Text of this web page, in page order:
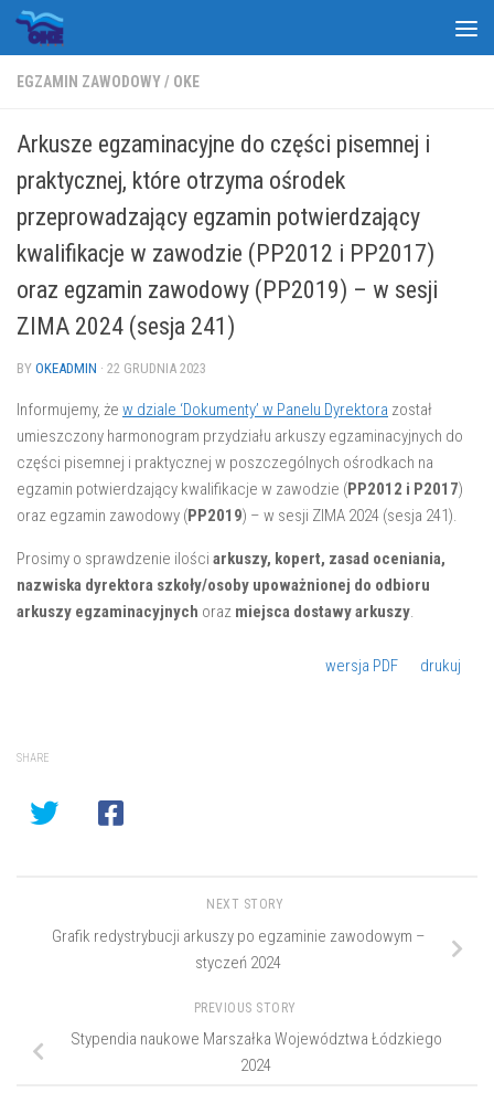
Skip to content
EGZAMIN ZAWODOWY/ OKE
Arkusze egzaminacyjne do części pisemnej i
praktycznej, które otrzyma ośrodek
przeprowadzający egzamin potwierdzający
kwalifikacje w zawodzie (PP2012 i PP2017)
oraz egzamin zawodowy (PP2019) – w sesji
ZIMA 2024 (sesja 241)
BY OKEADMIN · 22 GRUDNIA 2023
Informujemy, że w dziale ‘Dokumenty’ w Panelu Dyrektora został
umieszczony harmonogram przydziału arkuszy egzaminacyjnych do
części pisemnej i praktycznej w poszczególnych ośrodkach na
egzamin potwierdzający kwalifikacje w zawodzie (PP2012 i P2017)
oraz egzamin zawodowy (PP2019) – w sesji ZIMA 2024 (sesja 241).
Prosimy o sprawdzenie ilości arkuszy, kopert, zasad oceniania,
nazwiska dyrektora szkoły/osoby upoważnionej do odbioru
arkuszy egzaminacyjnych oraz miejsca dostawy arkuszy.
wersja PDF drukuj
SHARE
NEXT STORY
Grafik redystrybucji arkuszy po egzaminie zawodowym –
styczeń 2024
PREVIOUS STORY
Stypendia naukowe Marszałka Województwa Łódzkiego
2024